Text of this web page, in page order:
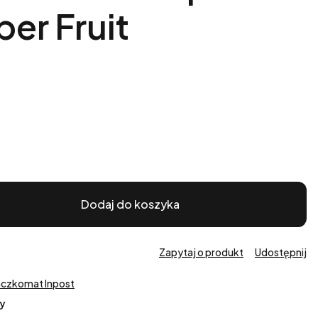
Fruit
Dodaj do koszyka
Zapytaj o produkt Udostępnij
Inpost